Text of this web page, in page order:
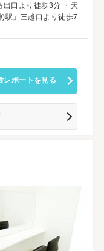
出口より徒歩3分 ・天
駅」三越口より徒歩7
レポートを見る